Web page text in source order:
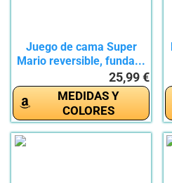
Juego de cama Super
Mario reversible, funda...
25,99 €
MEDIDAS Y
COLORES